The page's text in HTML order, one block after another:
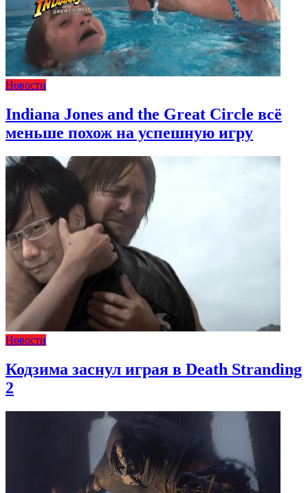
Новости
Indiana Jones and the Great Circle всё
меньше похож на успешную игру
Новости
Кодзима заснул играя в Death Stranding
2